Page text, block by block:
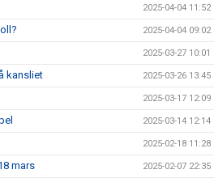
2025-04-04 11:52
2025-04-04 09:02
2025-03-27 10:01
kansliet 2025-03-26 13:45
2025-03-17 12:09
2025-03-14 12:14
2025-02-18 11:28
mars 2025-02-07 22:35